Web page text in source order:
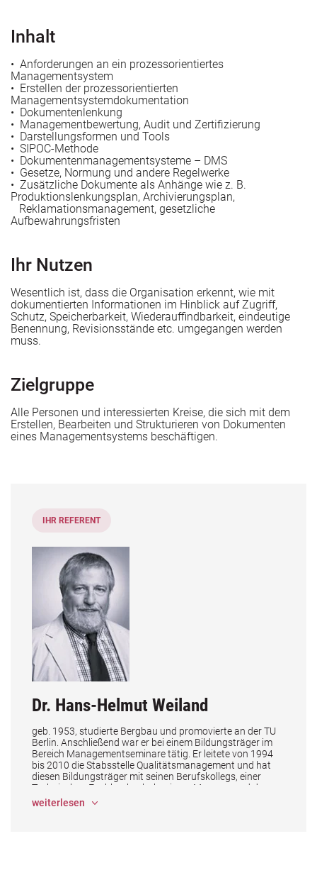
beiden Ansätze zusammen?
entwickeln
Inhalt
• Anforderungen an ein prozessorientiertes
Managementsystem
• Erstellen der prozessorientierten
Managementsystemdokumentation
• Dokumentenlenkung
• Managementbewertung, Audit und Zertifizierung
• Darstellungsformen und Tools
• SIPOC-Methode
• Dokumentenmanagementsysteme – DMS
• Gesetze, Normung und andere Regelwerke
• Zusätzliche Dokumente als Anhänge wie z. B.
Produktionslenkungsplan, Archivierungsplan,
Reklamationsmanagement, gesetzliche
Aufbewahrungsfristen
Ihr Nutzen
Wesentlich ist, dass die Organisation erkennt, wie mit
dokumentierten Informationen im Hinblick auf Zugriff,
Schutz, Speicherbarkeit, Wiederauffindbarkeit, eindeutige
Benennung, Revisionsstände etc. umgegangen werden
muss.
Zielgruppe
Alle Personen und interessierten Kreise, die sich mit dem
Erstellen, Bearbeiten und Strukturieren von Dokumenten
eines Managementsystems beschäftigen.
IHR REFERENT
Dr. Hans-Helmut Weiland
geb. 1953, studierte Bergbau und promovierte an der TU
Berlin. Anschließend war er bei einem Bildungsträger im
Bereich Managementseminare tätig. Er leitete von 1994
bis 2010 die Stabsstelle Qualitätsmanagement und hat
diesen Bildungsträger mit seinen Berufskollegs, einer
Technischen Fachhochschule, einem Museum und den
Verwaltungsbereichen 1998 erfolgreich zur
weiterlesen